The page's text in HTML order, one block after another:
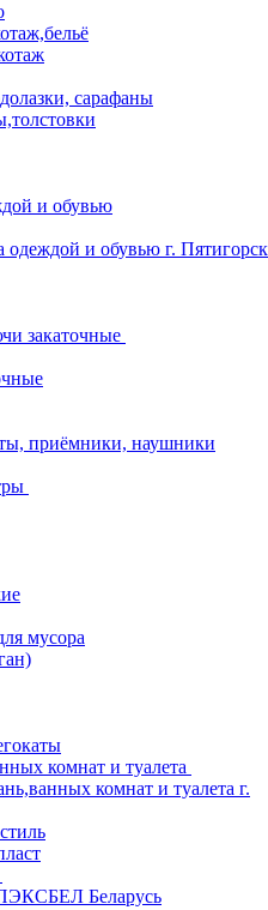
сарафаны
и обувью
одеждой и обувью г. Пятигорск
закаточные
приёмники, наушники
мусора
комнат и туалета
комнат и туалета г.
Беларусь